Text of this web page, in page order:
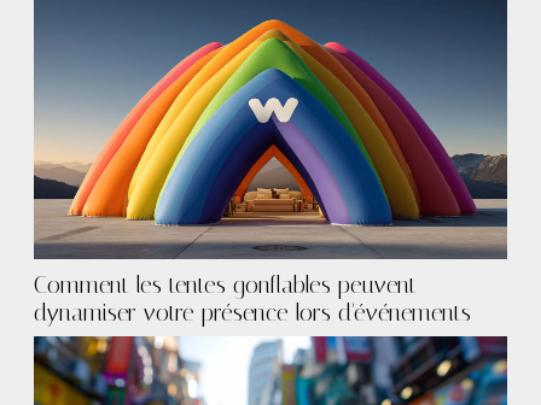
Comment les tentes gonflables peuvent
dynamiser votre présence lors d'événements